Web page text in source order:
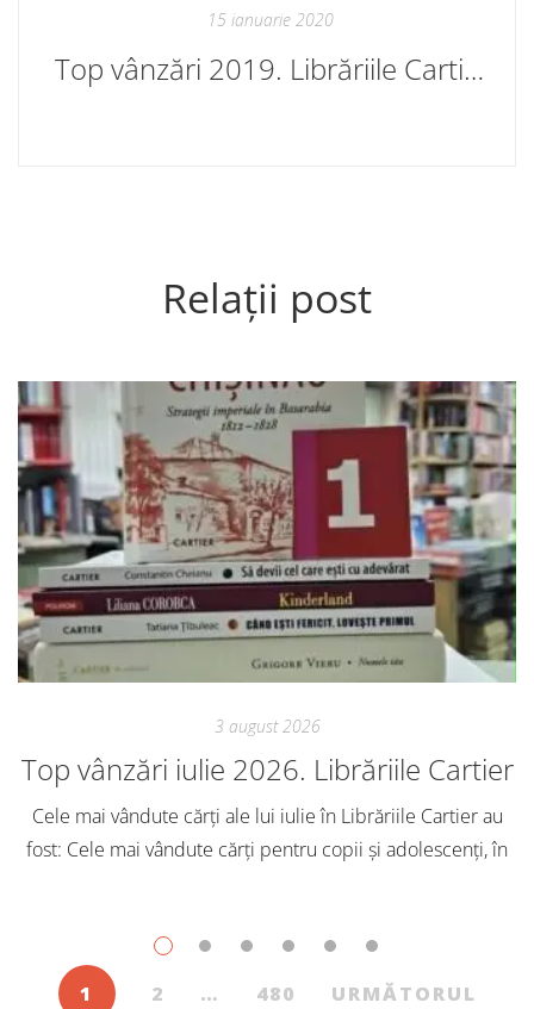
15 ianuarie 2020
Top vânzări 2019. Librăriile Cartier
Relații post
3 august 2026
Top vânzări iulie 2026. Librăriile Cartier
Cele mai vândute cărți ale lui iulie în Librăriile Cartier au
fost: Cele mai vândute cărți pentru copii și adolescenți, în
1 2 … 480 URMĂTORUL